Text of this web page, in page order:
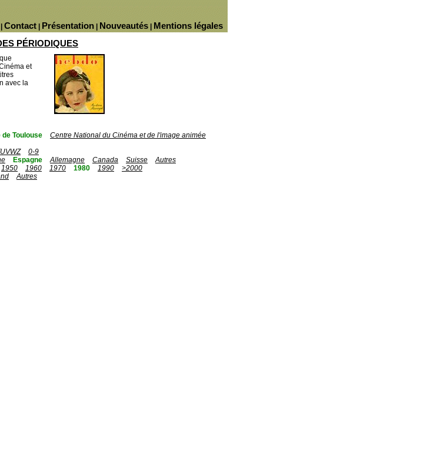
Mentions légales
Nouveautés
Présentation
Contact
PÉRIODIQUES
et
avec la
de Toulouse
Centre National du Cinéma et de l'image animée
0-9
Espagne Allemagne Canada Suisse
Autres
1950 1960 1970 1980 1990
>2000
Autres